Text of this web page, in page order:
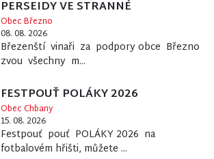
PERSEIDY VE STRANNÉ
Obec Březno
08. 08. 2026
Březenští vinaři za podpory obce Březno
zvou všechny m...
FESTPOUŤ POLÁKY 2026
Obec Chbany
15. 08. 2026
Festpouť pouť POLÁKY 2026 na
fotbalovém hřišti, můžete ...